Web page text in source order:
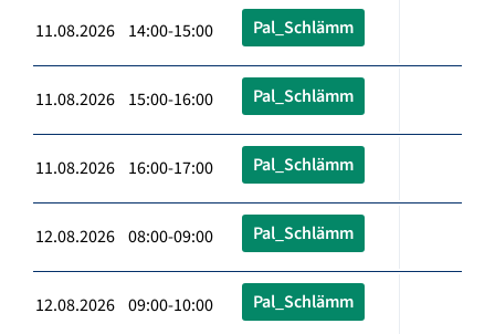
11.08.2026 14:00-15:00 Pal_Schlämm
11.08.2026 15:00-16:00 Pal_Schlämm
11.08.2026 16:00-17:00 Pal_Schlämm
12.08.2026 08:00-09:00 Pal_Schlämm
12.08.2026 09:00-10:00 Pal_Schlämm